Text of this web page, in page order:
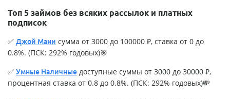
Топ 5 займов без всяких рассылок и платных
подписок
✅ Джой Мани сумма от 3000 до 100000 ₽, ставка от 0 до
0.8%. (ПСК: 292% годовых)🎯
✅ Умные Наличные доступные суммы от 3000 до 30000 ₽,
процентная ставка от 0.8 до 0.8%. (ПСК: 292% годовых)💸